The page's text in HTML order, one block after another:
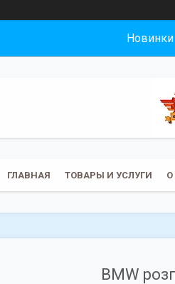
Новинки
ГЛАВНАЯ ТОВАРЫ И УСЛУГИ О
BMW